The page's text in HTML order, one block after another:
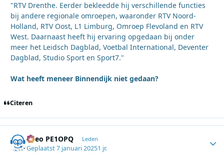
"RTV Drenthe. Eerder bekleedde hij verschillende functies
bij andere regionale omroepen, waaronder RTV Noord-
Holland, RTV Oost, L1 Limburg, Omroep Flevoland en RTV
West. Daarnaast heeft hij ervaring opgedaan bij onder
meer het Leidsch Dagblad, Voetbal International, Deventer
Dagblad, Studio Sport en Sport7."
Wat heeft meneer Binnendijk niet gedaan?
Citeren
Theo PE1OPQ Leden
Geplaatst7 januari 20251 jr.